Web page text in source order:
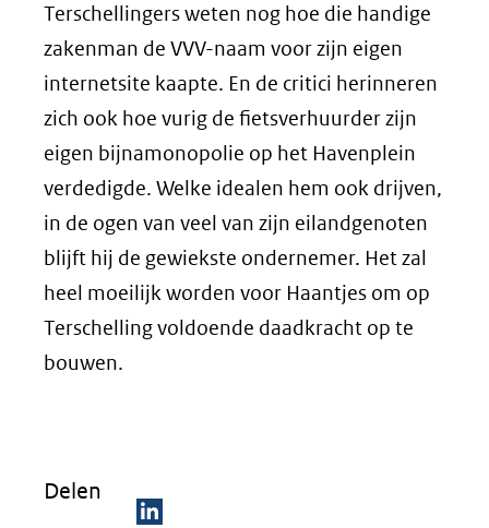
Terschellingers weten nog hoe die handige
zakenman de VVV-naam voor zijn eigen
internetsite kaapte. En de critici herinneren
zich ook hoe vurig de fietsverhuurder zijn
eigen bijnamonopolie op het Havenplein
verdedigde. Welke idealen hem ook drijven,
in de ogen van veel van zijn eilandgenoten
blijft hij de gewiekste ondernemer. Het zal
heel moeilijk worden voor Haantjes om op
Terschelling voldoende daadkracht op te
bouwen.
Delen